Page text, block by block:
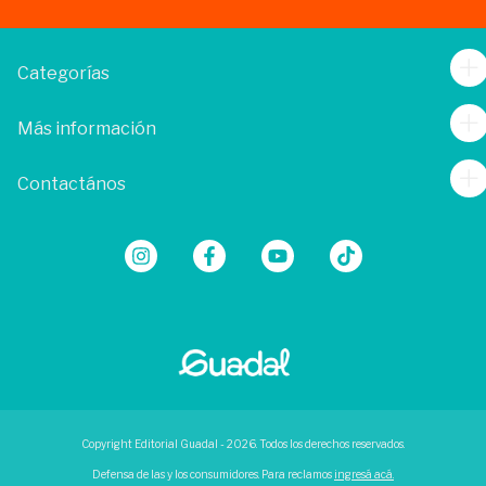
Categorías
Más información
Contactános
Copyright Editorial Guadal - 2026. Todos los derechos reservados.
Defensa de las y los consumidores. Para reclamos ingresá acá.